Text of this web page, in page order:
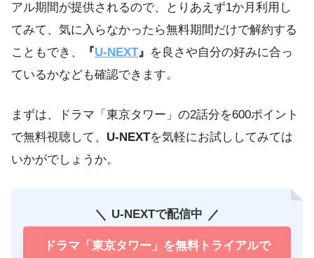
アル期間が提供されるので、とりあえず1か月利用し
てみて、気に入らなかったら無料期間だけで解約する
こともでき、
『U-NEXT』 を良さや自分の好みに合っ
ているかなども確認できます。
まずは、ドラマ「東京タワー」の2話分を600ポイント
で無料視聴して、 U-NEXTを気軽にお試ししてみては
いかがでしょうか。
U-NEXTで配信中
ドラマ「東京タワー」を無料トライアルで